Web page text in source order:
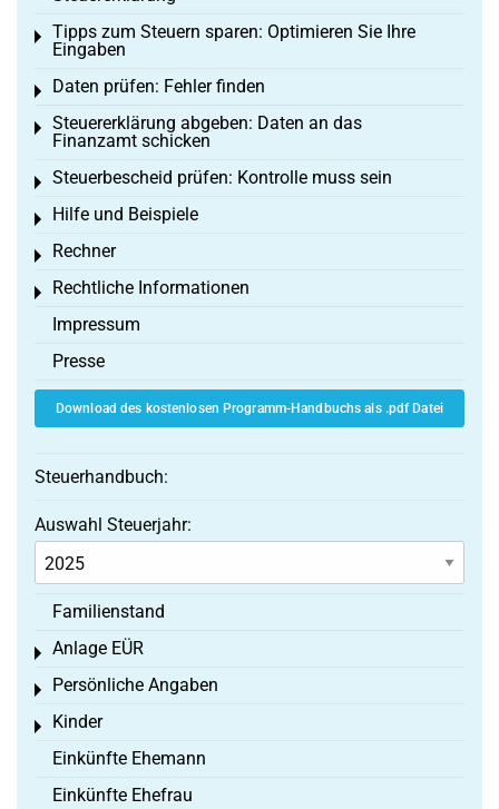
Tipps zum Steuern sparen: Optimieren Sie Ihre
Eingaben
Toggle menu
Daten prüfen: Fehler finden
Toggle menu
Steuererklärung abgeben: Daten an das
Finanzamt schicken
Toggle menu
Steuerbescheid prüfen: Kontrolle muss sein
Toggle menu
Hilfe und Beispiele
Toggle menu
Rechner
Toggle menu
Rechtliche Informationen
Toggle menu
Impressum
Presse
Download des kostenlosen Programm-Handbuchs als .pdf Datei
Steuerhandbuch:
Auswahl Steuerjahr:
Familienstand
Anlage EÜR
Toggle menu
Persönliche Angaben
Toggle menu
Kinder
Toggle menu
Einkünfte Ehemann
Einkünfte Ehefrau